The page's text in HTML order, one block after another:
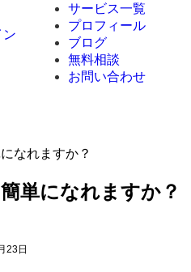
ン
サービス一覧
プロフィール
ブログ
無料相談
お問い合わせ
なれますか？
単になれますか？
23日